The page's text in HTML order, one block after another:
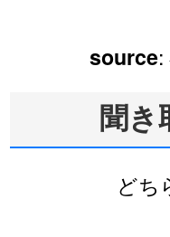
source:
聞き
どち